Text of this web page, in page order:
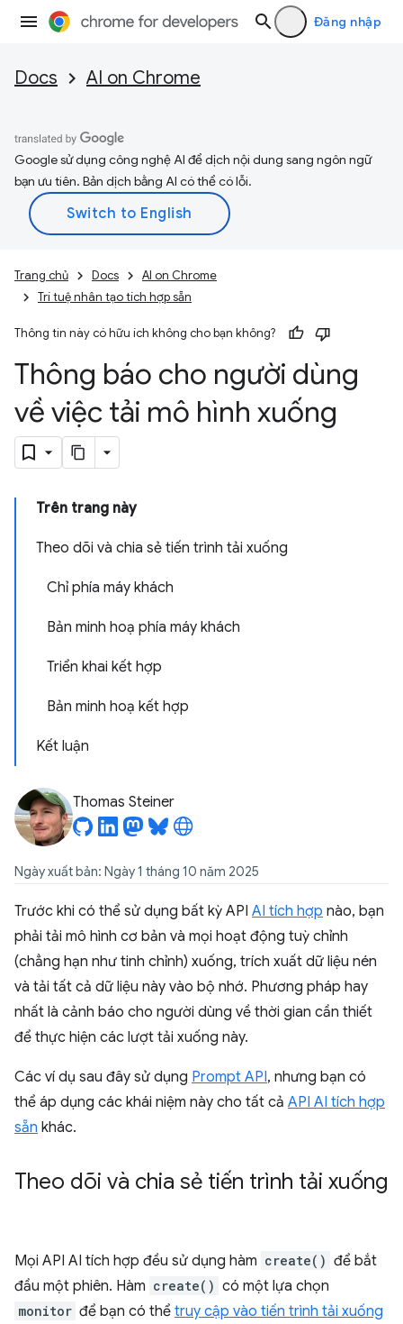
Đăng nhập
Docs AI on Chrome
Google sử dụng công nghệ AI để dịch nội dung sang ngôn ngữ
bạn ưu tiên. Bản dịch bằng AI có thể có lỗi.
Trang chủ Docs
AI on Chrome
Trí tuệ nhân tạo tích hợp sẵn
Thông tin này có hữu ích không cho bạn không?
Thông báo cho người dùng
về việc tải mô hình xuống
Trên trang này
Theo dõi và chia sẻ tiến trình tải xuống
Chỉ phía máy khách
Bản minh hoạ phía máy khách
Triển khai kết hợp
Bản minh hoạ kết hợp
Kết luận
Thomas Steiner
Ngày xuất bản: Ngày 1 tháng 10 năm 2025
Trước khi có thể sử dụng bất kỳ API AI tích hợp nào, bạn
phải tải mô hình cơ bản và mọi hoạt động tuỳ chỉnh
(chẳng hạn như tinh chỉnh) xuống, trích xuất dữ liệu nén
và tải tất cả dữ liệu này vào bộ nhớ. Phương pháp hay
nhất là cảnh báo cho người dùng về thời gian cần thiết
để thực hiện các lượt tải xuống này.
Các ví dụ sau đây sử dụng Prompt API, nhưng bạn có
thể áp dụng các khái niệm này cho tất cả API AI tích hợp
sẵn khác.
Theo dõi và chia sẻ tiến trình tải xuống
Mọi API AI tích hợp đều sử dụng hàm create() để bắt
đầu một phiên. Hàm create() có một lựa chọn
monitor để bạn có thể truy cập vào tiến trình tải xuống